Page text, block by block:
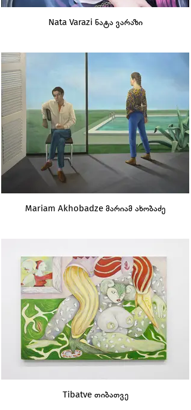
Nata Varazi ნატა ვარაზი
Mariam Akhobadze მარიამ ახობაძე
Tibatve თიბათვე